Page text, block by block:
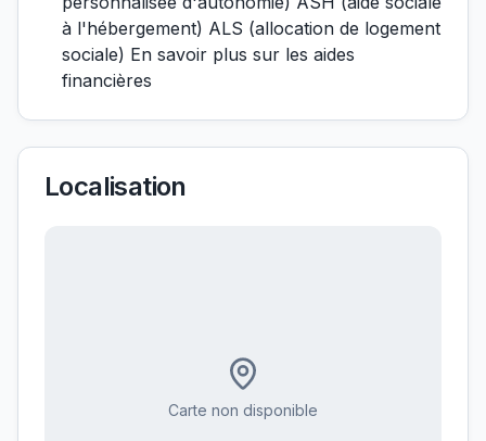
à l'hébergement) ALS (allocation de logement
sociale) En savoir plus sur les aides
financières
Localisation
Carte non disponible